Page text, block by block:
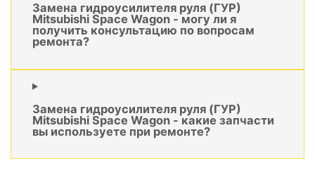
Замена гидроусилителя руля (ГУР)
Mitsubishi Space Wagon - могу ли я
получить консультацию по вопросам
ремонта?
Замена гидроусилителя руля (ГУР)
Mitsubishi Space Wagon - какие запчасти
вы используете при ремонте?